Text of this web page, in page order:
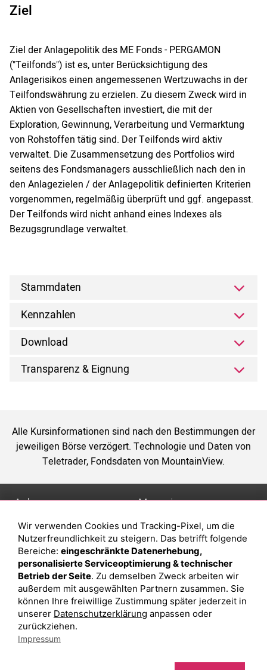
Ziel
Ziel der Anlagepolitik des ME Fonds - PERGAMON
("Teilfonds") ist es, unter Berücksichtigung des
Anlagerisikos einen angemessenen Wertzuwachs in der
Teilfondswährung zu erzielen. Zu diesem Zweck wird in
Aktien von Gesellschaften investiert, die mit der
Exploration, Gewinnung, Verarbeitung und Vermarktung
von Rohstoffen tätig sind. Der Teilfonds wird aktiv
verwaltet. Die Zusammensetzung des Portfolios wird
seitens des Fondsmanagers ausschließlich nach den in
den Anlagezielen / der Anlagepolitik definierten Kriterien
vorgenommen, regelmäßig überprüft und ggf. angepasst.
Der Teilfonds wird nicht anhand eines Indexes als
Bezugsgrundlage verwaltet.
Stammdaten
Kennzahlen
Download
Transparenz & Eignung
Alle Kursinformationen sind nach den Bestimmungen der
jeweiligen Börse verzögert. Technologie und Daten von
Teletrader, Fondsdaten von MountainView.
Anlage
Depot eröffnen
Depot vergleichen
Junior Depot
Top-Seller-Fonds
Top-Fonds
Fonds-Suche
Magazin
Was sind sind ETFs?
Sparplan Vorteile
Was ist ein Fonds?
Wir verwenden Cookies und Tracking-Pixel, um die
Nutzerfreundlichkeit zu steigern. Das betrifft folgende
Bereiche: eingeschränkte Datenerhebung,
personalisierte Serviceoptimierung & technischer
Betrieb der Seite. Zu demselben Zweck arbeiten wir
außerdem mit ausgewählten Partnern zusammen. Sie
können Ihre freiwillige Zustimmung später jederzeit in
unserer Datenschutzerklärung anpassen oder
zurückziehen.
Impressum